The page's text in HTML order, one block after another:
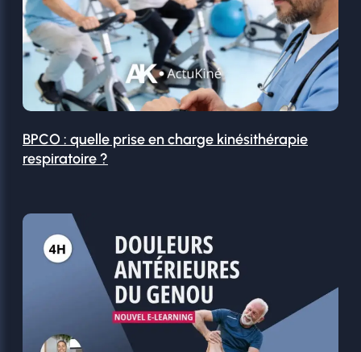
BPCO : quelle prise en charge kinésithérapie
respiratoire ?